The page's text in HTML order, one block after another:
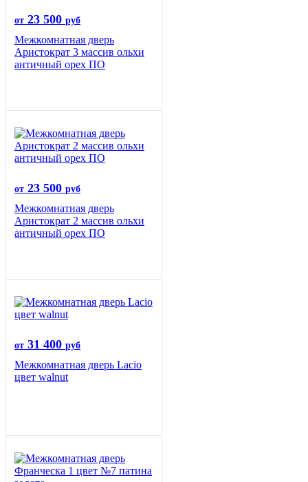
от 23 500 руб
Межкомнатная дверь
Аристократ 3 массив ольхи
античный орех ПО
от 23 500 руб
Межкомнатная дверь
Аристократ 2 массив ольхи
античный орех ПО
от 31 400 руб
Межкомнатная дверь Lacio
цвет walnut